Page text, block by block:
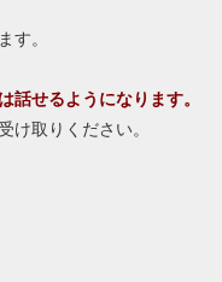
す。
話せるようになります。
け取りください。